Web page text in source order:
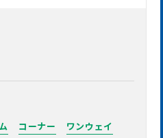
コーナー ワンウェイ